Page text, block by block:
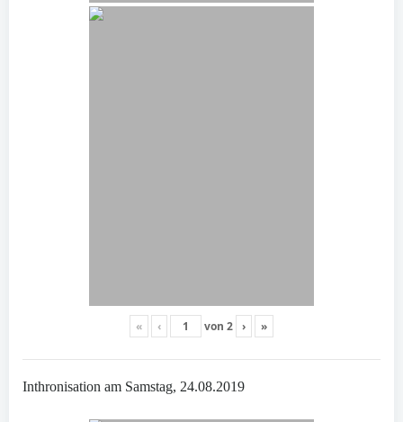
« ‹ von 2 › »
Inthronisation am Samstag, 24.08.2019